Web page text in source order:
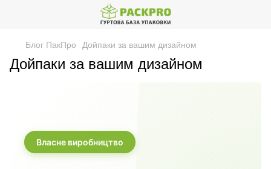
Блог ПакПро Дойпаки за вашим дизайном
Дойпаки за вашим дизайном
Власне виробництво